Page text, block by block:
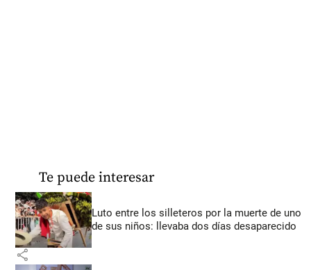
Te puede interesar
Luto entre los silleteros por la muerte de uno
de sus niños: llevaba dos días desaparecido
share